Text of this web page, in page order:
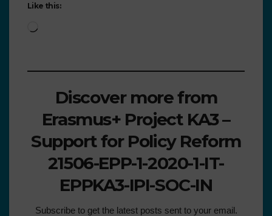
Like this:
Discover more from
Erasmus+ Project KA3 –
Support for Policy Reform
21506-EPP-1-2020-1-IT-
EPPKA3-IPI-SOC-IN
Subscribe to get the latest posts sent to your email.